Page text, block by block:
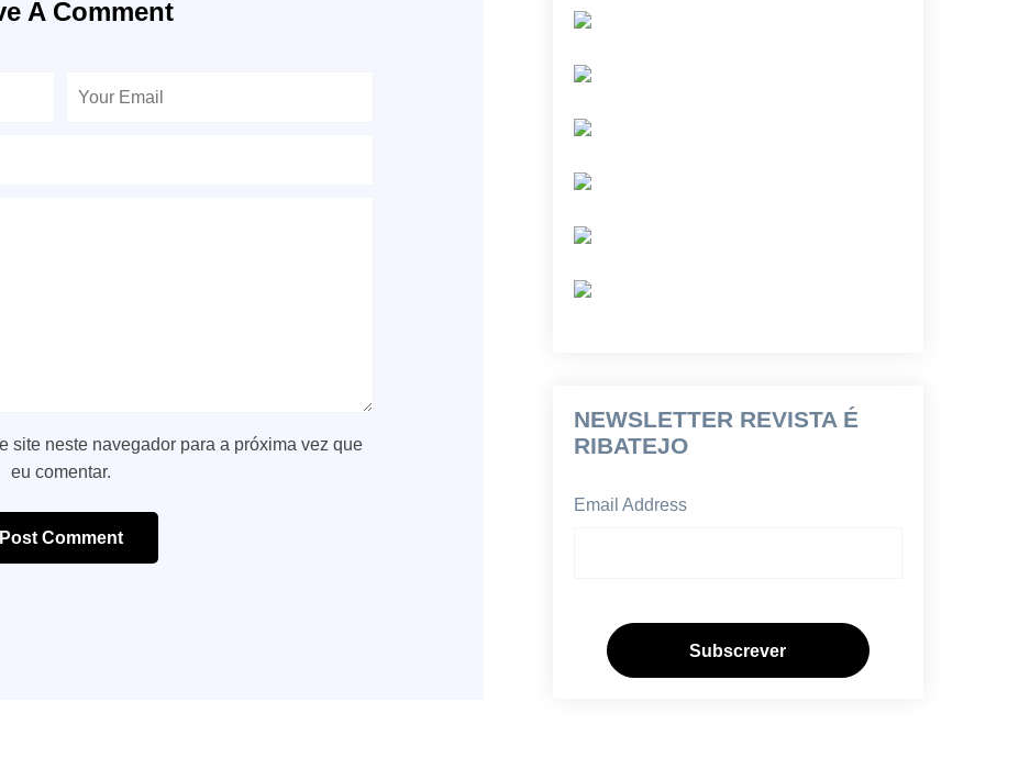
A Comment
site neste navegador para a próxima vez que
eu comentar.
Post Comment
NEWSLETTER REVISTA É
RIBATEJO
Email Address